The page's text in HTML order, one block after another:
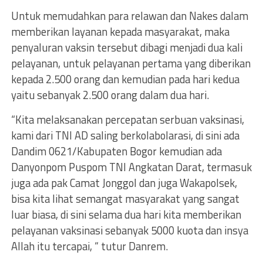
Untuk memudahkan para relawan dan Nakes dalam
memberikan layanan kepada masyarakat, maka
penyaluran vaksin tersebut dibagi menjadi dua kali
pelayanan, untuk pelayanan pertama yang diberikan
kepada 2.500 orang dan kemudian pada hari kedua
yaitu sebanyak 2.500 orang dalam dua hari.
“Kita melaksanakan percepatan serbuan vaksinasi,
kami dari TNI AD saling berkolabolarasi, di sini ada
Dandim 0621/Kabupaten Bogor kemudian ada
Danyonpom Puspom TNI Angkatan Darat, termasuk
juga ada pak Camat Jonggol dan juga Wakapolsek,
bisa kita lihat semangat masyarakat yang sangat
luar biasa, di sini selama dua hari kita memberikan
pelayanan vaksinasi sebanyak 5000 kuota dan insya
Allah itu tercapai, “ tutur Danrem.